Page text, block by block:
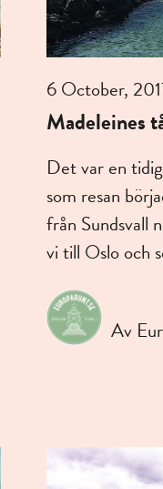
6 October,
Madeleines
Det var en
som resan
från Sundsvall
vi till Oslo och
Av